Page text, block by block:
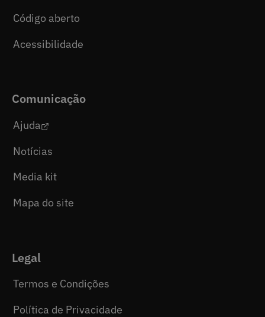
Código aberto
Acessibilidade
Comunicação
Ajuda
Notícias
Media kit
Mapa do site
Legal
Termos e Condições
Política de Privacidade